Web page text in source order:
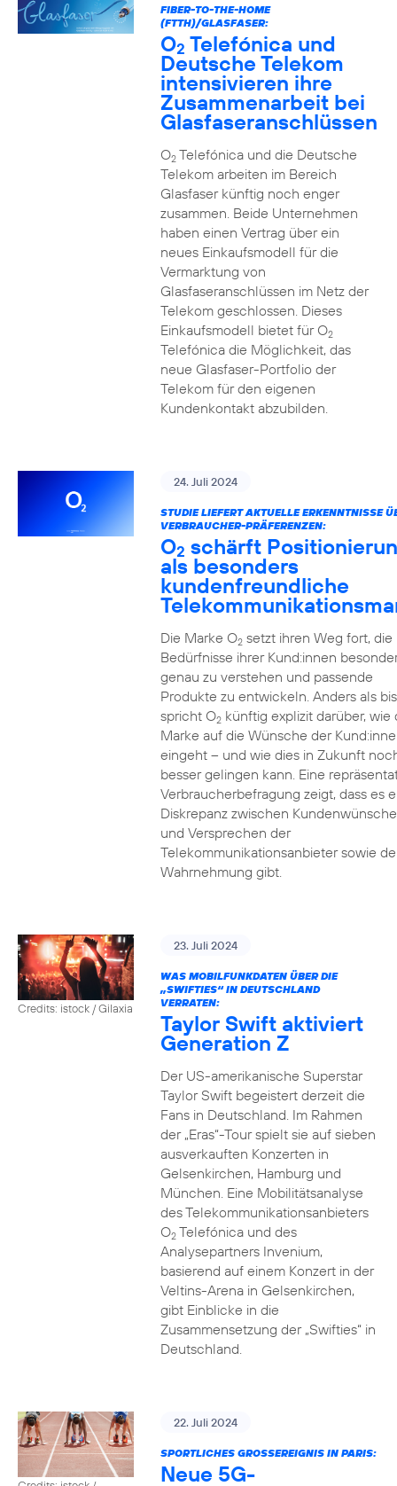
FIBER-TO-THE-HOME
(FTTH)/GLASFASER:
O2 Telefónica und
Deutsche Telekom
intensivieren ihre
Zusammenarbeit bei
Glasfaseranschlüssen
O2Telefónica und die Deutsche
Telekom arbeiten im Bereich
Glasfaser künftig noch enger
zusammen. Beide Unternehmen
haben einen Vertrag über ein
neues Einkaufsmodell für die
Vermarktung von
Glasfaseranschlüssen im Netz der
Telekom geschlossen. Dieses
Einkaufsmodell bietet für O2
Telefónica die Möglichkeit, das
neue Glasfaser-Portfolio der
Telekom für den eigenen
Kundenkontakt abzubilden.
24. Juli 2024
STUDIE LIEFERT AKTUELLE ERKENNTNISSE
VERBRAUCHER-PRÄFERENZEN:
O2 schärft
als besonders
kundenfreundliche
Die Marke O2setzt ihren Weg fort, die
Bedürfnisse ihrer Kund:innen
genau zu verstehen und passende
Produkte zu entwickeln. Anders als
spricht O2künftig explizit darüber, wie
Marke auf die Wünsche der
eingeht – und wie dies in Zukunft
besser gelingen kann. Eine
Verbraucherbefragung zeigt, dass es
Diskrepanz zwischen
und Versprechen der
Telekommunikationsanbieter sowie
Wahrnehmung gibt.
Credits: istock / Gilaxia
23. Juli 2024
WAS MOBILFUNKDATEN ÜBER DIE
„SWIFTIES“ IN DEUTSCHLAND
VERRATEN:
Taylor Swift aktiviert
Generation Z
Der US-amerikanische Superstar
Taylor Swift begeistert derzeit die
Fans in Deutschland. Im Rahmen
der „Eras“-Tour spielt sie auf sieben
ausverkauften Konzerten in
Gelsenkirchen, Hamburg und
München. Eine Mobilitätsanalyse
des Telekommunikationsanbieters
O2Telefónica und des
Analysepartners Invenium,
basierend auf einem Konzert in der
Veltins-Arena in Gelsenkirchen,
gibt Einblicke in die
Zusammensetzung der „Swifties“ in
Deutschland.
22. Juli 2024
SPORTLICHES GROSSEREIGNIS IN PARIS:
Neue 5G-